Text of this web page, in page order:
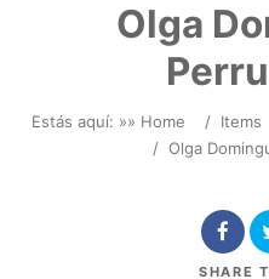
Olga
Estás aquí: »» Home / Items
/ Olga
SHARE